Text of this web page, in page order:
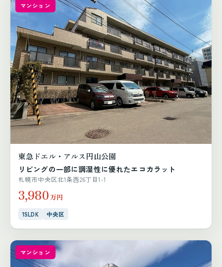
マンション
東急ドエル・アルス円山公園
リビングの一部に調湿性に優れたエコカラット
札幌市中央区北1条西26丁目1-1
3,980万円
1SLDK 中央区
マンション